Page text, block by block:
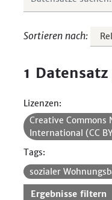
Sortieren nach
1
Lizenzen:
Creative
International (CC
Tags:
sozialer
Ergebnisse filtern